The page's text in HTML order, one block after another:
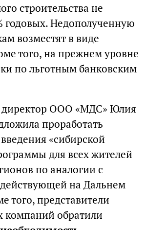
строительства не
годовых. Недополученную
возместят в виде
того, на прежнем уровне
по льготным банковским
директор ООО «МДС» Юлия
проработать
«сибирской
для всех жителей
по аналогии с
на Дальнем
того, представители
компаний обратили